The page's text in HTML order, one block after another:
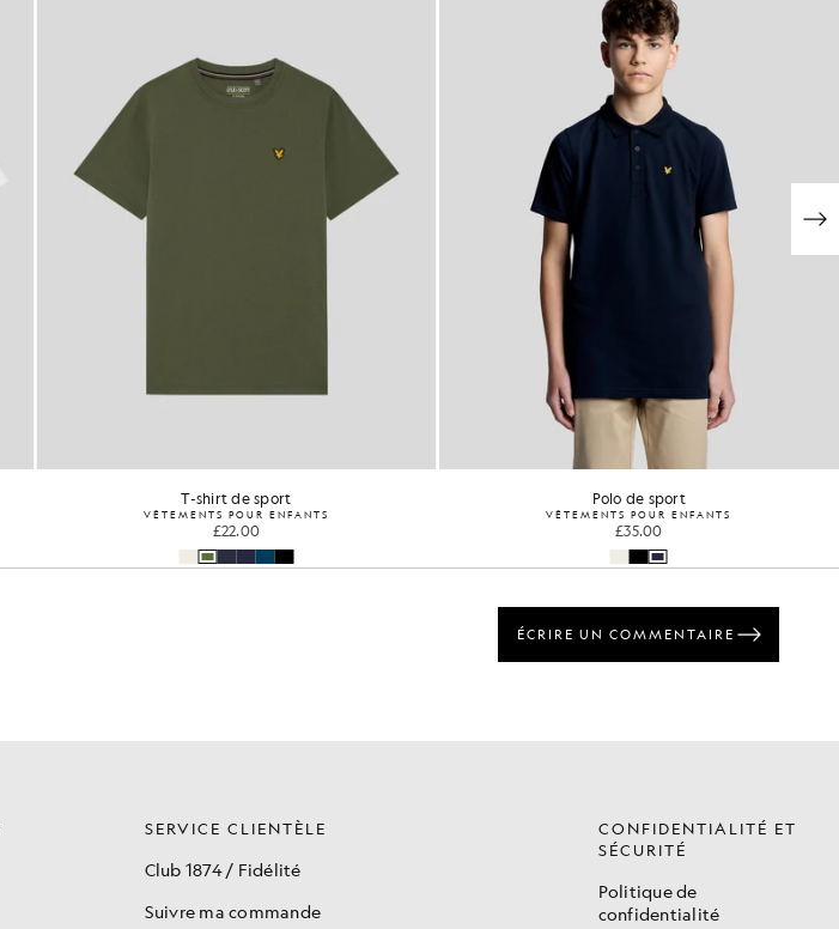
T-shirt de sport
VÊTEMENTS POUR ENFANTS
£22.00
Polo de sport
VÊTEMENTS POUR ENFANTS
£35.00
SERVICE CLIENTÈLE
Club 1874 / Fidélité
Suivre ma commande
CONFIDENTIALITÉ ET
SÉCURITÉ
Politique de
confidentialité